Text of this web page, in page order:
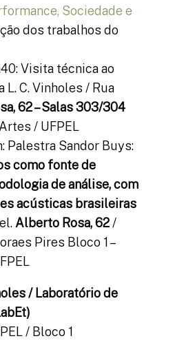
Sociedade e
dos trabalhos do
Visita técnica ao
L. C. Vinholes / Rua
62 – Salas 303/304
/ UFPEL
Palestra Sandor Buys:
como fonte de
de análise, com
acústicas brasileiras
Alberto Rosa, 62/
Pires Bloco 1 –
/ Laboratório de
/ Bloco 1